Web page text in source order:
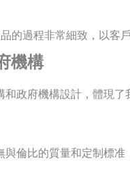
的過程非常細致，以客
機構
政府機構設計，體現了
倫比的質量和定制標